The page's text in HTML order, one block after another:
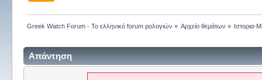
Greek Watch Forum - Το ελληνικό forum ρολογιών » Αρχείο θεμάτων » Ιστορια-
Απάντηση